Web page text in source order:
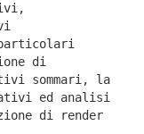
di
sommari, la
ed analisi
di render